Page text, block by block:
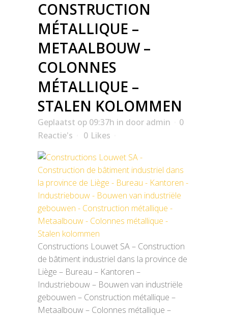
CONSTRUCTION
MÉTALLIQUE –
METAALBOUW –
COLONNES
MÉTALLIQUE –
STALEN KOLOMMEN
Geplaatst op 09:37h in door admin
0
Reactie's
0 Likes
Constructions Louwet SA – Construction
de bâtiment industriel dans la province de
Liège – Bureau – Kantoren –
Industriebouw – Bouwen van industriële
gebouwen – Construction métallique –
Metaalbouw – Colonnes métallique –